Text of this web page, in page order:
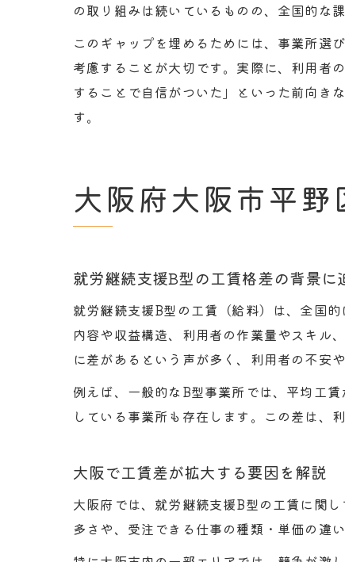
の取り組みは続いているものの、全国的な
このギャップを埋めるためには、事業所選
考慮することが大切です。実際に、利用者
することで自信がついた」といった前向き
す。
大阪府大阪市平
就労継続支援B型の工賃格差の背景に
就労継続支援B型の工賃（給料）は、全国
内容や収益構造、利用者の作業量やスキル
に差があるという声が多く、利用者の不安
例えば、一般的なB型事業所では、平均工
している事業所も存在します。この差は、
大阪で工賃差が拡大する要因を解説
大阪府では、就労継続支援B型の工賃に関
多さや、受注できる仕事の種類・単価の違